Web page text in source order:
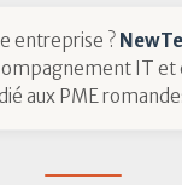
entreprise ?
IT et
aux PME